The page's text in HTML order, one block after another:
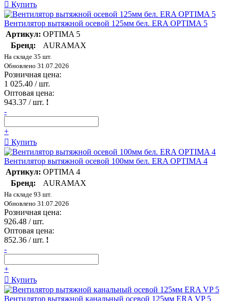
Купить
Вентилятор вытяжной осевой 125мм бел. ERA OPTIMA 5
Артикул: OPTIMA 5
Бренд:
AURAMAX
На складе 35 шт.
Обновлено 31.07.2026
Розничная цена:
1 025.40 / шт.
Оптовая цена:
943.37 / шт. !
-
+
Купить
Вентилятор вытяжной осевой 100мм бел. ERA OPTIMA 4
Артикул: OPTIMA 4
Бренд:
AURAMAX
На складе 93 шт.
Обновлено 31.07.2026
Розничная цена:
926.48 / шт.
Оптовая цена:
852.36 / шт. !
-
+
Купить
Вентилятор вытяжной канальный осевой 125мм ERA VP 5